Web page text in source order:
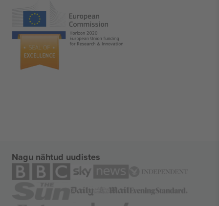
Nagu nähtud uudistes